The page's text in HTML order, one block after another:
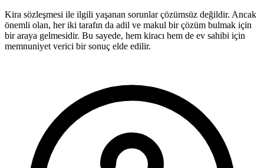
Kira sözleşmesi ile ilgili yaşanan sorunlar çözümsüz değildir. Ancak
önemli olan, her iki tarafın da adil ve makul bir çözüm bulmak için
bir araya gelmesidir. Bu sayede, hem kiracı hem de ev sahibi için
memnuniyet verici bir sonuç elde edilir.